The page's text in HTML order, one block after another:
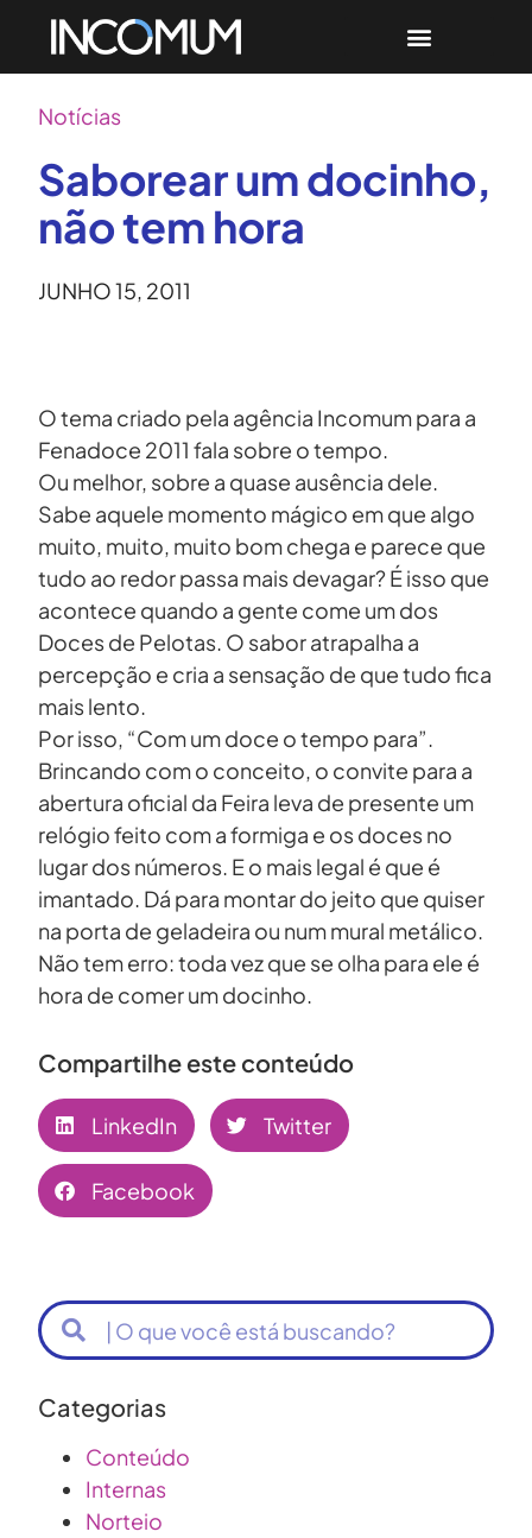
Notícias
Saborear um docinho,
não tem hora
JUNHO 15, 2011
O tema criado pela agência Incomum para a
Fenadoce 2011 fala sobre o tempo.
Ou melhor, sobre a quase ausência dele.
Sabe aquele momento mágico em que algo
muito, muito, muito bom chega e parece que
tudo ao redor passa mais devagar? É isso que
acontece quando a gente come um dos
Doces de Pelotas. O sabor atrapalha a
percepção e cria a sensação de que tudo fica
mais lento.
Por isso, “Com um doce o tempo para”.
Brincando com o conceito, o convite para a
abertura oficial da Feira leva de presente um
relógio feito com a formiga e os doces no
lugar dos números. E o mais legal é que é
imantado. Dá para montar do jeito que quiser
na porta de geladeira ou num mural metálico.
Não tem erro: toda vez que se olha para ele é
hora de comer um docinho.
Compartilhe este conteúdo
LinkedIn Twitter
Facebook
Categorias
Conteúdo
Internas
Norteio